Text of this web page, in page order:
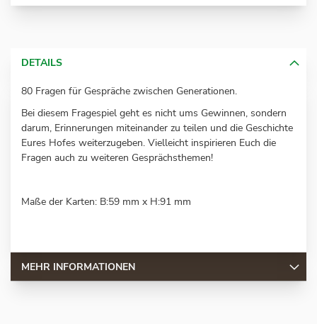
DETAILS
80 Fragen für Gespräche zwischen Generationen.
Bei diesem Fragespiel geht es nicht ums Gewinnen, sondern
darum, Erinnerungen miteinander zu teilen und die Geschichte
Eures Hofes weiterzugeben. Vielleicht inspirieren Euch die
Fragen auch zu weiteren Gesprächsthemen!
Maße der Karten: B:59 mm x H:91 mm
MEHR INFORMATIONEN